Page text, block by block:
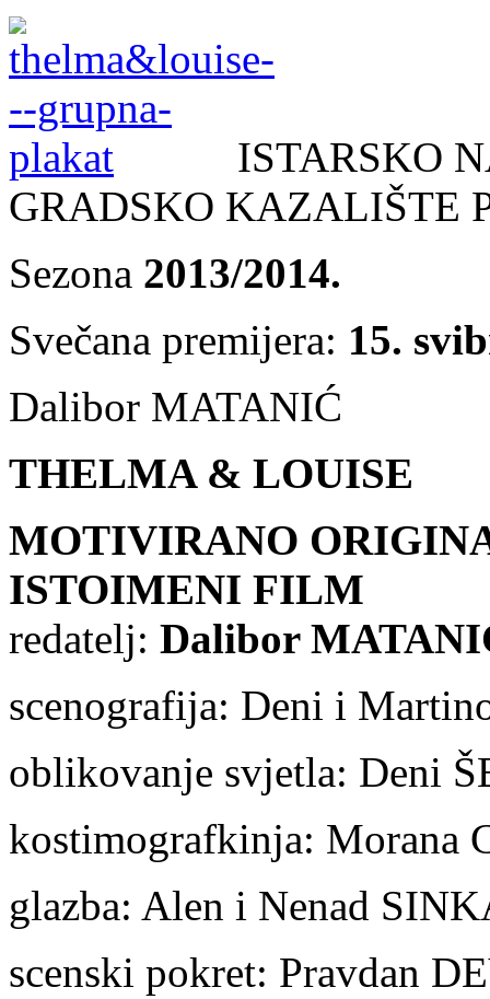
ISTARSKO
GRADSKO KAZALIŠTE
Sezona 2013/2014.
Svečana premijera: 15.
Dalibor MATANIĆ
THELMA & LOUISE
MOTIVIRANO
ISTOIMENI FILM
redatelj: Dalibor
scenografija: Deni i
oblikovanje svjetla: Deni
kostimografkinja: Morana
glazba: Alen i Nenad
scenski pokret: Pravdan